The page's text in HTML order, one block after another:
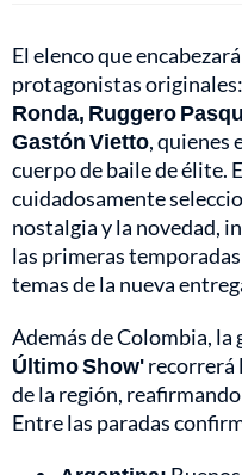
El elenco que
protagonistas originales:
Ronda, Ruggero
Gastón Vietto, quienes
cuerpo de baile de élite.
cuidadosamente
nostalgia y la novedad,
las primeras
temas de la nueva
Además de Colombia, la
Último Show'recorrerá
de la región,
Entre las paradas